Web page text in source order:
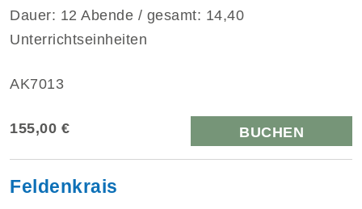
Dauer: 12 Abende / gesamt: 14,40
Unterrichtseinheiten
AK7013
155,00 € BUCHEN
Feldenkrais